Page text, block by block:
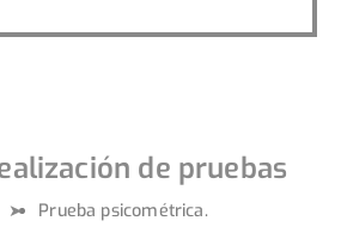
de pruebas
Prueba psicométrica.